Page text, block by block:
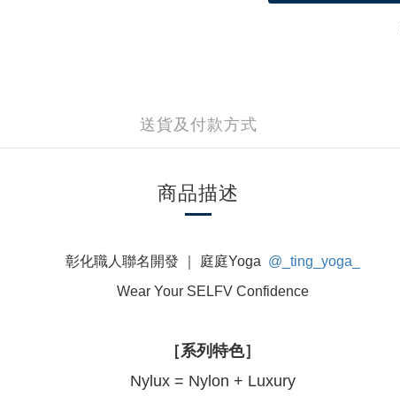
送貨及付款方式
商品描述
彰化職人聯名開發 ｜ 庭庭Yoga @_ting_yoga_
Wear Your SELFV Confidence
［系列特色］
Nylux = Nylon + Luxury